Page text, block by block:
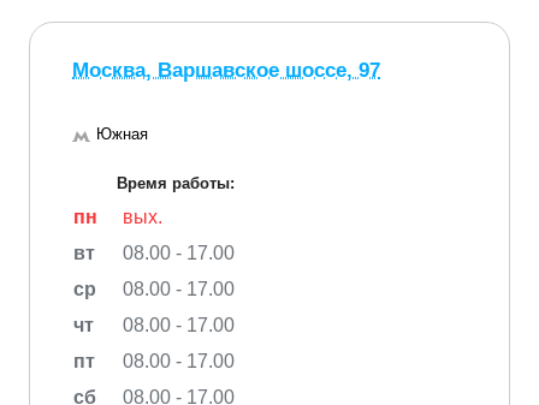
Москва, Варшавское шоссе, 97
Южная
Время работы:
пн
вых.
вт
08.00 - 17.00
ср
08.00 - 17.00
чт
08.00 - 17.00
пт
08.00 - 17.00
сб
08.00 - 17.00